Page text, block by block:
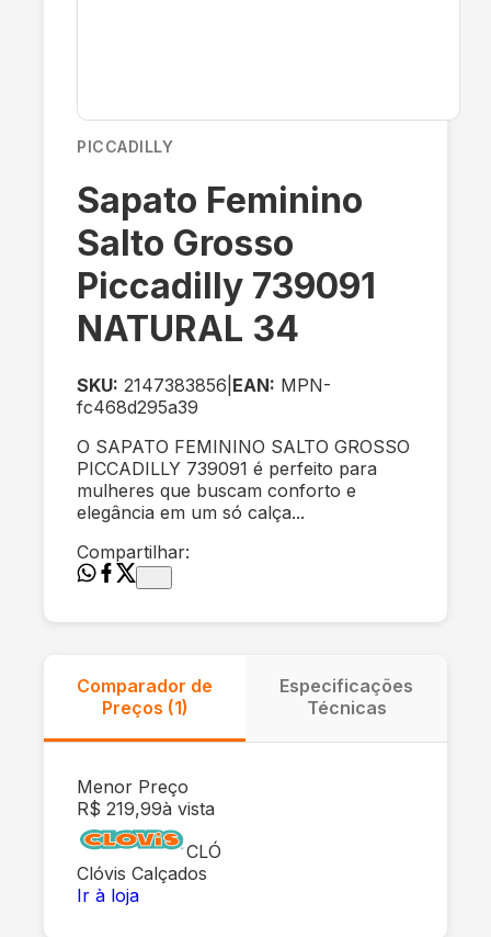
PICCADILLY
Sapato Feminino
Salto Grosso
Piccadilly 739091
NATURAL 34
SKU: 2147383856 EAN: MPN-
fc468d295a39
O SAPATO FEMININO SALTO GROSSO
PICCADILLY 739091 é perfeito para
mulheres que buscam conforto e
elegância em um só calça...
Compartilhar:
Comparador de
Preços (1)
Especificações
Técnicas
Menor Preço
R$ 219,99à vista
CLÓ
Clóvis Calçados
Ir à loja